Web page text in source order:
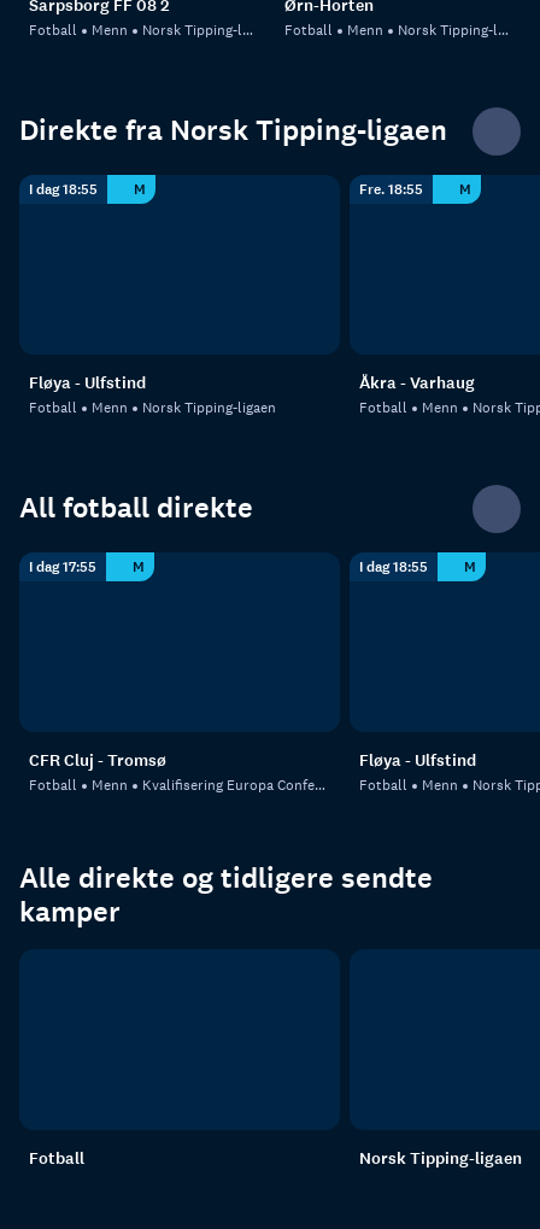
Sarpsborg FF 08 2
Fotball Menn Norsk Tipping-ligaen
Ørn-Horten
Fotball Menn Norsk Tipping-ligaen
Direkte fra Norsk Tipping-ligaen
I dag 18:55 M
Fløya - Ulfstind
Fotball Menn Norsk Tipping-ligaen
Fre. 18:55 M
Åkra - Varhaug
Fotball Menn Norsk
All fotball direkte
I dag 17:55 M
CFR Cluj - Tromsø
Fotball Menn Kvalifisering Europa Conference League
I dag 18:55 M
Fløya - Ulfstind
Fotball Menn Norsk
Alle direkte og tidligere sendte
kamper
Fotball Norsk Tipping-ligaen